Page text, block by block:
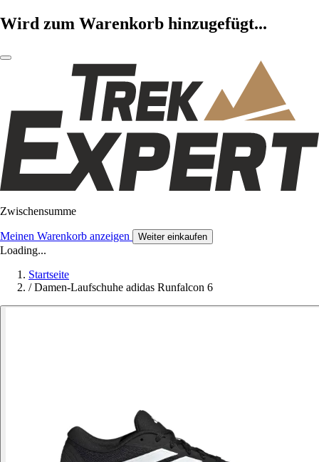
Wird zum Warenkorb hinzugefügt...
Zwischensumme
Meinen Warenkorb anzeigen Weiter einkaufen
Loading...
Startseite
/ Damen-Laufschuhe adidas Runfalcon 6